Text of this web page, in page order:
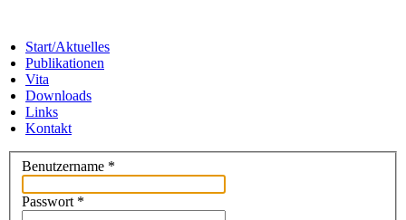
Start/Aktuelles
Publikationen
Vita
Downloads
Links
Kontakt
Benutzername *
Passwort *